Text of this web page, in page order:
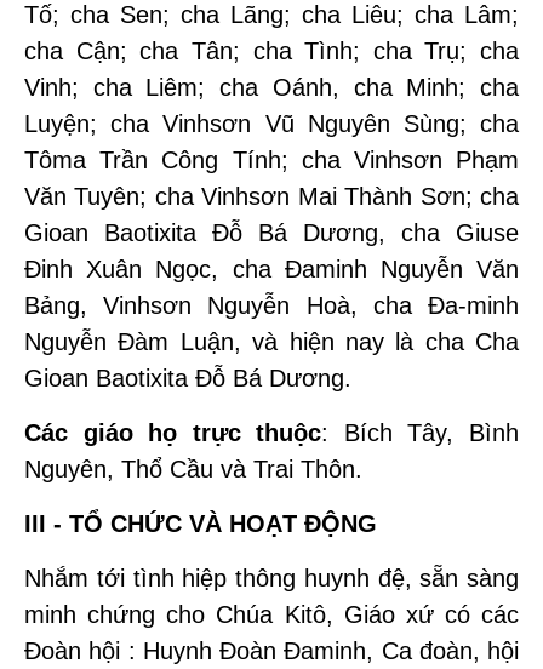
Tố; cha Sen; cha Lãng; cha Liêu; cha Lâm;
cha Cận; cha Tân; cha Tình; cha Trụ; cha
Vinh; cha Liêm; cha Oánh, cha Minh; cha
Luyện; cha Vinhsơn Vũ Nguyên Sùng; cha
Tôma Trần Công Tính; cha Vinhsơn Phạm
Văn Tuyên; cha Vinhsơn Mai Thành Sơn; cha
Gioan Baotixita Đỗ Bá Dương, cha Giuse
Đinh Xuân Ngọc, cha Đaminh Nguyễn Văn
Bảng, Vinhsơn Nguyễn Hoà, cha Đa-minh
Nguyễn Đàm Luận, và hiện nay là cha Cha
Gioan Baotixita Đỗ Bá Dương.
Các giáo họ trực thuộc: Bích Tây, Bình
Nguyên, Thổ Cầu và Trai Thôn.
III - TỔ CHỨC VÀ HOẠT ĐỘNG
Nhắm tới tình hiệp thông huynh đệ, sẵn sàng
minh chứng cho Chúa Kitô, Giáo xứ có các
Đoàn hội : Huynh Đoàn Đaminh, Ca đoàn, hội